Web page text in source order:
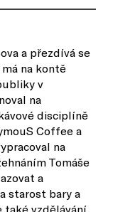
a přezdívá se
na kontě
v
na
disciplíně
Coffee a
na
Tomáše
a
starost bary a
také vzdělávání